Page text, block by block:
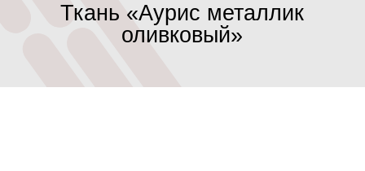
Ткань «Аурис металлик
оливковый»